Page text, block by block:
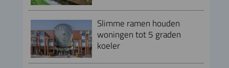
Slimme ramen houden
woningen tot 5 graden
koeler